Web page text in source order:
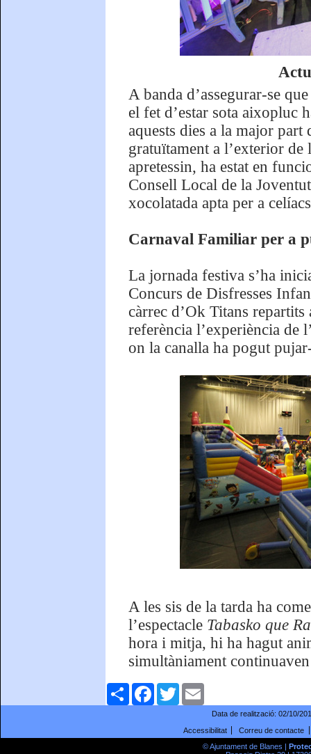
A banda d’assegurar-se
el fet d’estar sota aixopluc
aquests dies a la major part
gratuïtament a l’exterior de
apretessin, ha estat en
Consell Local de la
xocolatada apta per a
Carnaval Familiar per a
La jornada festiva s’ha
Concurs de Disfresses
càrrec d’Ok Titans
referència l’experiència de
on la canalla ha pogut
A les sis de la tarda ha
l’espectacle Tabasko que
hora i mitja, hi ha hagut
simultàniament
ComparteixFacebookTwitter
Data de realització: 02/10/
Accessibilitat
Correu de contacte
© Ajuntament de Blanes |